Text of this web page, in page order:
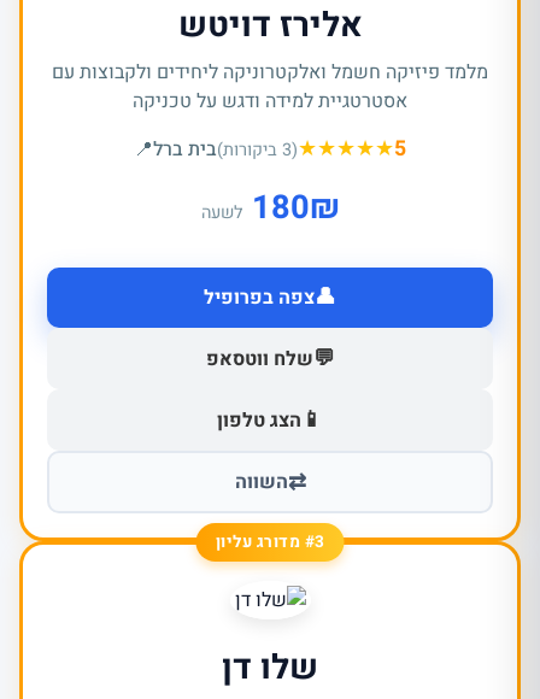
אלירז דויטש
מלמד פיזיקה חשמל ואלקטרוניקה ליחידים ולקבוצות עם
אסטרטגיית למידה ודגש על טכניקה
(3 ביקורות)★★★★★5 בית ברל📍
₪
180 לשעה
👤צפה בפרופיל
💬שלח ווטסאפ
📱 הצג טלפון
⇄השווה
#3 מדורג עליון
שלו דן